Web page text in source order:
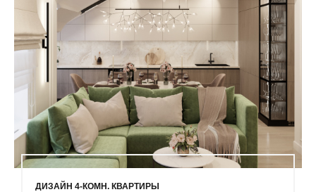
ДИЗАЙН 4-КОМН. КВАРТИРЫ